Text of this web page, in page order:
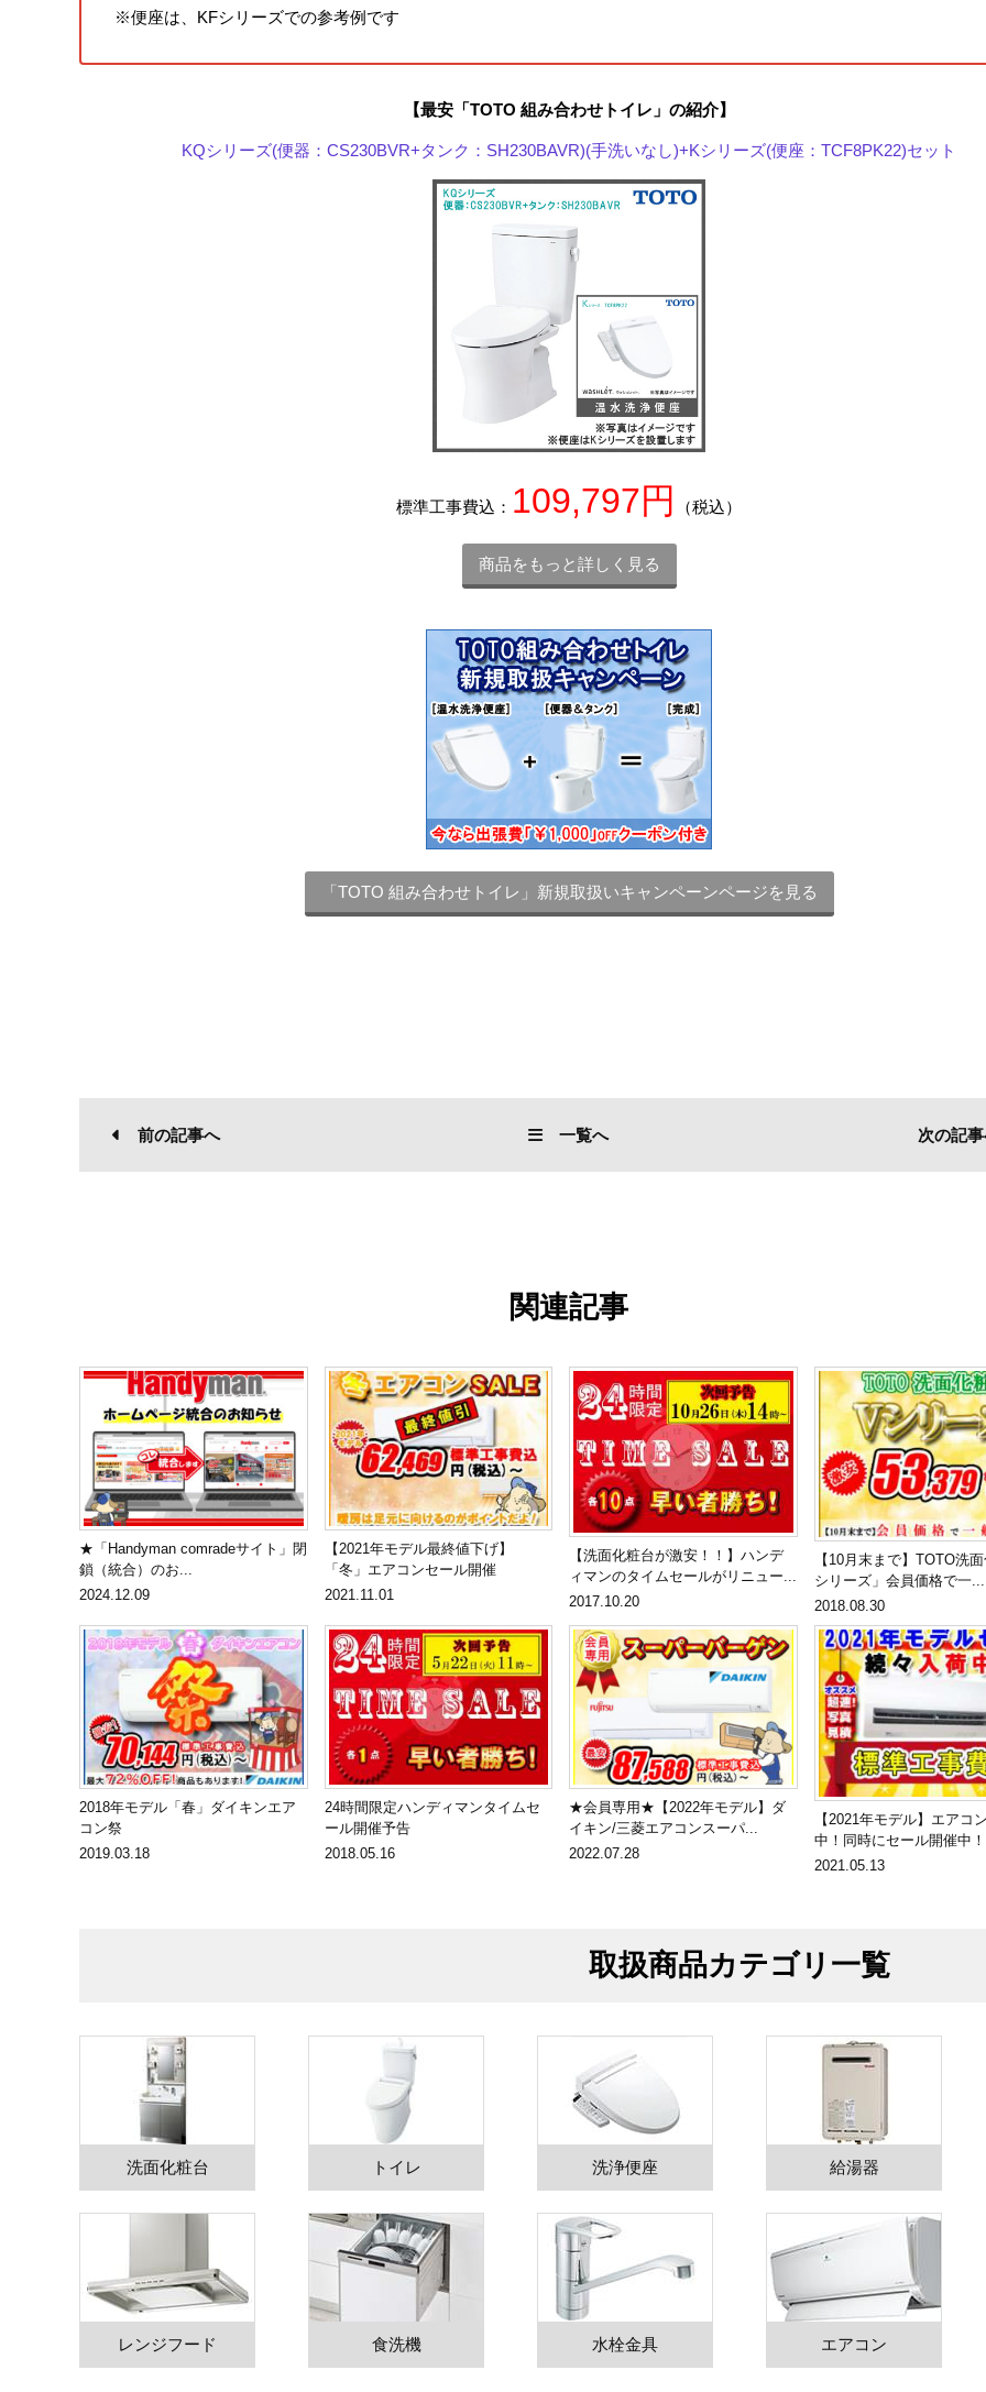
※便座は、KFシリーズでの参考例です
【最安「TOTO 組み合わせトイレ」の紹介】
KQシリーズ(便器：CS230BVR+タンク：SH230BAVR)(手洗いなし)+Kシリーズ(便座：TCF8PK22)セット
標準工事費込： 109,797円 （税込）
商品をもっと詳しく見る
「TOTO 組み合わせトイレ」新規取扱いキャンペーンページを見る
前の記事へ 一覧へ 次の記
関連記事
★「Handyman comradeサイト」閉
鎖（統合）のお...
2024.12.09
【2021年モデル最終値下げ】
「冬」エアコンセール開催
2021.11.01
【洗面化粧台が激安！！】ハンデ
ィマンのタイムセールがリニュー...
2017.10.20
【10月末まで】TOTO洗
シリーズ」会員価格で一...
2018.08.30
2018年モデル「春」ダイキンエア
コン祭
2019.03.18
24時間限定ハンディマンタイムセ
ール開催予告
2018.05.16
★会員専用★【2022年モデル】ダ
イキン/三菱エアコンスーパ...
2022.07.28
【2021年モデル】エアコ
中！同時にセール開催中！
2021.05.13
取扱商品カテゴリ一覧
洗面化粧台 トイレ 洗浄便座 給湯器
レンジフード 食洗機 水栓金具 エアコン